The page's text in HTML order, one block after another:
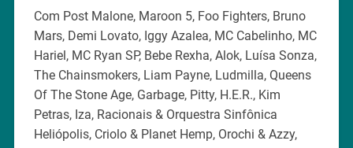
Com Post Malone, Maroon 5, Foo Fighters, Bruno
Mars, Demi Lovato, Iggy Azalea, MC Cabelinho, MC
Hariel, MC Ryan SP, Bebe Rexha, Alok, Luísa Sonza,
The Chainsmokers, Liam Payne, Ludmilla, Queens
Of The Stone Age, Garbage, Pitty, H.E.R., Kim
Petras, Iza, Racionais & Orquestra Sinfônica
Heliópolis, Criolo & Planet Hemp, Orochi & Azzy,